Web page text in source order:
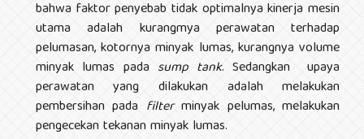
bahwa faktor penyebab tidak optimalnya kinerja mesin
utama adalah kurangmya perawatan terhadap
pelumasan, kotornya minyak lumas, kurangnya volume
minyak lumas pada sump tank. Sedangkan upaya
perawatan yang dilakukan adalah melakukan
pembersihan pada filterminyak pelumas, melakukan
pengecekan tekanan minyak lumas.